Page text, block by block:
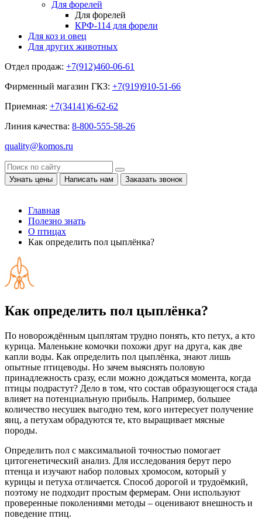
Для форелей
Для форелей
КРФ-114 для форели
Для коз и овец
Для других животных
Отдел продаж: +7(912)460-06-61
Фирменный магазин ГКЗ: +7(919)910-51-66
Приемная: +7(34141)6-62-62
Линия качества: 8-800-555-58-26
quality@komos.ru
Узнать цены Написать нам Заказать звонок
Главная
Полезно знать
О птицах
Как определить пол цыплёнка?
Как определить пол цыплёнка?
По новорождённым цыплятам трудно понять, кто петух, а кто
курица. Маленькие комочки похожи друг на друга, как две
капли воды. Как определить пол цыплёнка, знают лишь
опытные птицеводы. Но зачем выяснять половую
принадлежность сразу, если можно дождаться момента, когда
птицы подрастут? Дело в том, что состав образующегося стада
влияет на потенциальную прибыль. Например, большее
количество несушек выгодно тем, кого интересует получение
яиц, а петухам обрадуются те, кто выращивает мясные
породы.
Определить пол с максимальной точностью помогает
цитогенетический анализ. Для исследования берут перо
птенца и изучают набор половых хромосом, который у
курицы и петуха отличается. Способ дорогой и трудоёмкий,
поэтому не подходит простым фермерам. Они используют
проверенные поколениями методы – оценивают внешность и
поведение птиц.